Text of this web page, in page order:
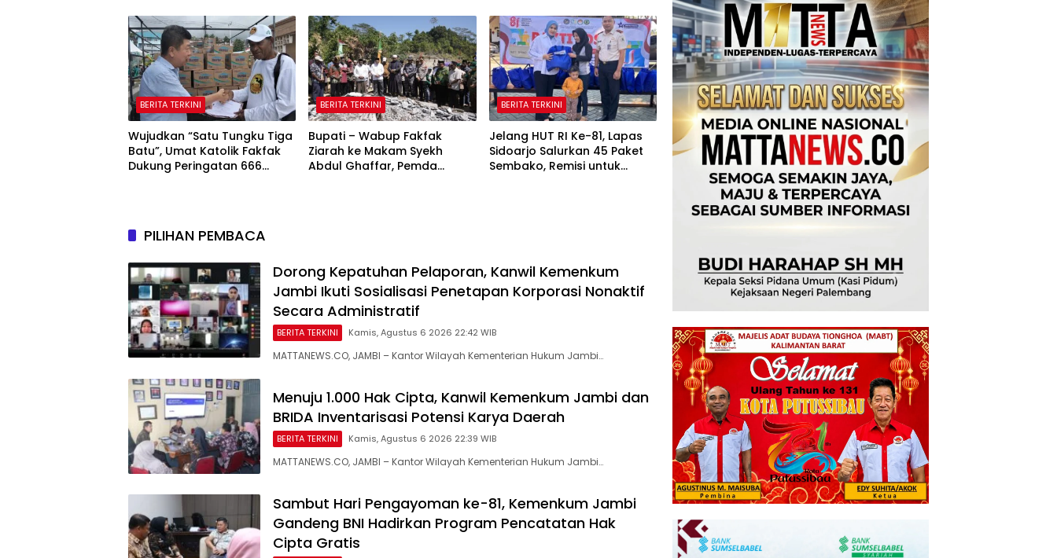
Korporasi Nonaktif Secara
Administratif
Cipta Gratis
BERITA TERKINI
Wujudkan “Satu Tungku Tiga
Batu”, Umat Katolik Fakfak
Dukung Peringatan 666
BERITA TERKINI
Bupati – Wabup Fakfak
Ziarah ke Makam Syekh
Abdul Ghaffar, Pemda
BERITA TERKINI
Jelang HUT RI Ke-81, Lapas
Sidoarjo Salurkan 45 Paket
Sembako, Remisi untuk
PILIHAN PEMBACA
Dorong Kepatuhan Pelaporan, Kanwil Kemenkum
Jambi Ikuti Sosialisasi Penetapan Korporasi Nonaktif
Secara Administratif
BERITA TERKINI Kamis, Agustus 6 2026 22:42 WIB
MATTANEWS.CO, JAMBI – Kantor Wilayah Kementerian Hukum Jambi…
Menuju 1.000 Hak Cipta, Kanwil Kemenkum Jambi dan
BRIDA Inventarisasi Potensi Karya Daerah
BERITA TERKINI Kamis, Agustus 6 2026 22:39 WIB
MATTANEWS.CO, JAMBI – Kantor Wilayah Kementerian Hukum Jambi…
Sambut Hari Pengayoman ke-81, Kemenkum Jambi
Gandeng BNI Hadirkan Program Pencatatan Hak
Cipta Gratis